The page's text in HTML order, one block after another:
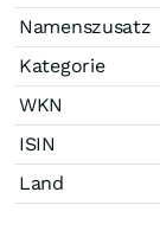
Namenszusatz
Kategorie
WKN
ISIN
Land